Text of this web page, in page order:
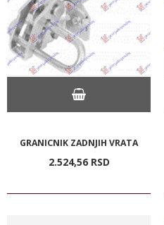
GRANICNIK ZADNJIH VRATA
2.524,56 RSD